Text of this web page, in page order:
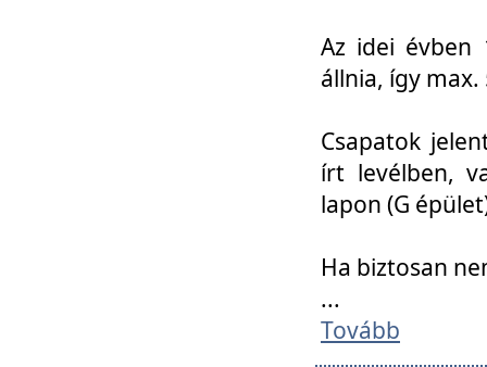
Az idei évben
állnia, így
Csapatok
írt levélben,
lapon (G
Ha biztosan
...
Tovább